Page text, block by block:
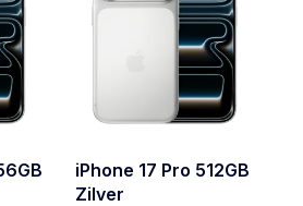
iPhone 17 Pro 512GB
Zilver